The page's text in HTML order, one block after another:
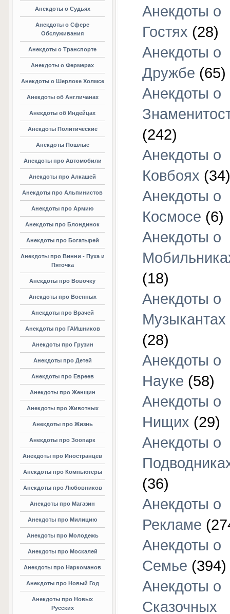
Анекдоты о Судьях
Анекдоты о Сфере
Обслуживания
Анекдоты о Транспорте
Анекдоты о Фермерах
Анекдоты о Шерлоке Холмсе
Анекдоты об Англичанах
Анекдоты об Индейцах
Анекдоты Политические
Анекдоты Пошлые
Анекдоты про Автомобили
Анекдоты про Алкашей
Анекдоты про Альпинистов
Анекдоты про Армию
Анекдоты про Блондинок
Анекдоты про Богатырей
Анекдоты про Винни - Пуха и
Пяточка
Анекдоты про Вовочку
Анекдоты про Военных
Анекдоты про Врачей
Анекдоты про ГАИшников
Анекдоты про Грузин
Анекдоты про Детей
Анекдоты про Евреев
Анекдоты про Женщин
Анекдоты про Животных
Анекдоты про Жизнь
Анекдоты про Зоопарк
Анекдоты про Иностранцев
Анекдоты про Компьютеры
Анекдоты про Любовников
Анекдоты про Магазин
Анекдоты про Милицию
Анекдоты про Молодежь
Анекдоты про Москалей
Анекдоты про Наркоманов
Анекдоты про Новый Год
Анекдоты про Новых
Русских
Анекдоты о
Гостях (28)
Анекдоты о
Дружбе (65)
Анекдоты о
(242)
Анекдоты о
Ковбоях (34)
Анекдоты о
Космосе (6)
Анекдоты о
(18)
Анекдоты о
Музыкантах
(28)
Анекдоты о
Науке (58)
Анекдоты о
Нищих (29)
Анекдоты о
(36)
Анекдоты о
Рекламе
Анекдоты о
Семье (394)
Анекдоты о
Сказочных